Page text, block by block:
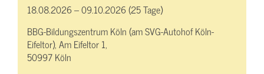
18.08.2026 – 09.10.2026 (25 Tage)
BBG-Bildungszentrum Köln (am SVG-Autohof Köln-
Eifeltor), Am Eifeltor 1,
50997 Köln